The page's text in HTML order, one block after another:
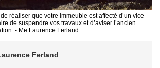
réaliser que votre immeuble est affecté d’un vice
de suspendre vos travaux et d’aviser l’ancien
- Me Laurence Ferland
Ferland